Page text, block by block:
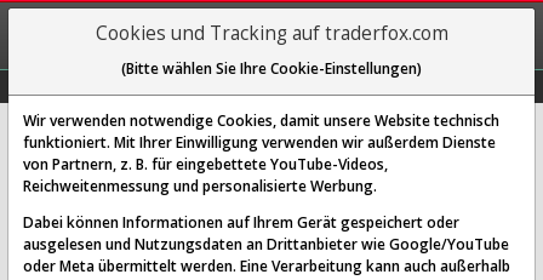
REGIS-
TRIEREN
Madison Square Garden Sports Corp.
[MSG | WKN A140F0 | ISIN US55825T1034]
389,850 $ -0,14 %
Echtzeit-Aktienkurs 07.08.2026 19:55 Uhr
Cookies und Tracking auf traderfox.com
(Bitte wählen Sie Ihre Cookie-Einstellungen)
Wir verwenden notwendige Cookies, damit unsere Website technisch
funktioniert. Mit Ihrer Einwilligung verwenden wir außerdem Dienste
von Partnern, z. B. für eingebettete YouTube-Videos,
Reichweitenmessung und personalisierte Werbung.
Dabei können Informationen auf Ihrem Gerät gespeichert oder
ausgelesen und Nutzungsdaten an Drittanbieter wie Google/YouTube
oder Meta übermittelt werden. Eine Verarbeitung kann auch außerhalb